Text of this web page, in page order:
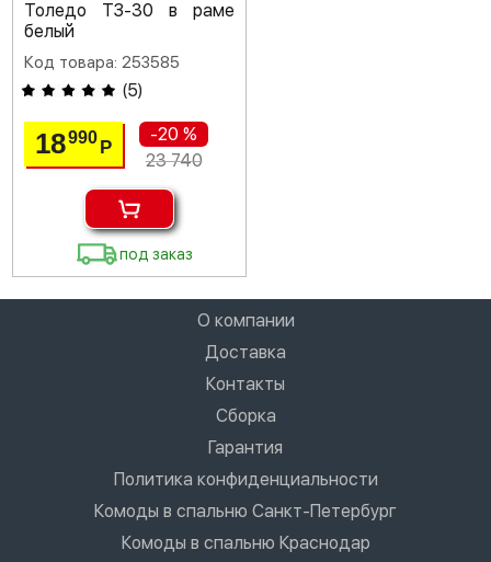
Толедо ТЗ-30 в раме
белый
Код товара: 253585
(5)
18990Р
-20 %
23 740
под заказ
О компании
Доставка
Контакты
Сборка
Гарантия
Политика конфиденциальности
Комоды в спальню Санкт-Петербург
Комоды в спальню Краснодар